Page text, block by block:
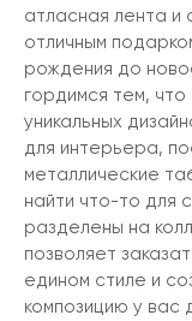
атласная лента и
отличным
рождения до
гордимся тем,
уникальных
для интерьера,
металлические
найти что-то для
разделены на
позволяет
едином стиле и
композицию у вас